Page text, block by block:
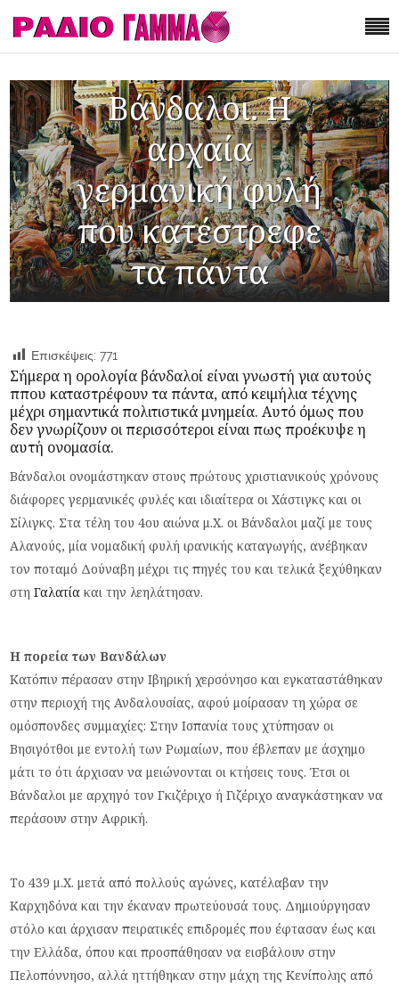
Βάνδαλοι. Η
αρχαία
γερμανική φυλή
που κατέστρεφε
τα πάντα
Επισκέψεις: 771
Σήμερα η ορολογία βάνδαλοί είναι γνωστή για αυτούς
ππου καταστρέφουν τα πάντα, από κειμήλια τέχνης
μέχρι σημαντικά πολιτιστικά μνημεία. Αυτό όμως που
δεν γνωρίζουν οι περισσότεροι είναι πως προέκυψε η
αυτή ονομασία.
Βάνδαλοι ονομάστηκαν στους πρώτους χριστιανικούς χρόνους
διάφορες γερμανικές φυλές και ιδιαίτερα οι Χάστιγκς και οι
Σίλιγκς. Στα τέλη του 4ου αιώνα μ.Χ. οι Βάνδαλοι μαζί με τους
Αλανούς, μία νομαδική φυλή ιρανικής καταγωγής, ανέβηκαν
τον ποταμό Δούναβη μέχρι τις πηγές του και τελικά ξεχύθηκαν
στηΓαλατία και την λεηλάτησαν.
Η πορεία των Βανδάλων
Κατόπιν πέρασαν στην Ιβηρική χερσόνησο και εγκαταστάθηκαν
στην περιοχή της Ανδαλουσίας, αφού μοίρασαν τη χώρα σε
ομόσπονδες συμμαχίες: Στην Ισπανία τους χτύπησαν οι
Βησιγότθοι με εντολή των Ρωμαίων, που έβλεπαν με άσχημο
μάτι το ότι άρχισαν να μειώνονται οι κτήσεις τους. Έτσι οι
Βάνδαλοι με αρχηγό τον Γκιζέριχο ή Γιζέριχο αναγκάστηκαν να
περάσουν στην Αφρική.
Το 439 μ.Χ. μετά από πολλούς αγώνες, κατέλαβαν την
Καρχηδόνα και την έκαναν πρωτεύουσά τους. Δημιούργησαν
στόλο και άρχισαν πειρατικές επιδρομές που έφτασαν έως και
την Ελλάδα, όπου και προσπάθησαν να εισβάλουν στην
Πελοπόννησο, αλλά ηττήθηκαν στην μάχη της Κενίπολης από